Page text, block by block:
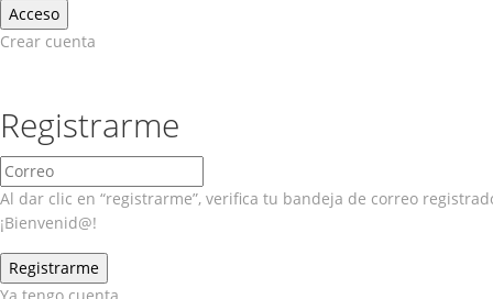
Crear cuenta
Registrarme
Al dar clic en “registrarme”, verifica tu bandeja de correo
¡Bienvenid@!